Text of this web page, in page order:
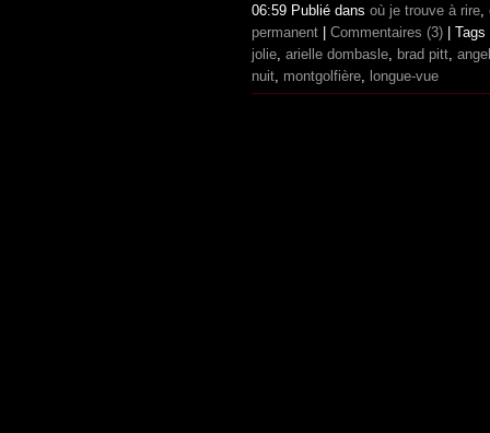
06:59 Publié dans où je trouve à rire
permanent
Commentaires (3) |
jolie arielle dombasle brad pitt
nuit montgolfière longue-vue